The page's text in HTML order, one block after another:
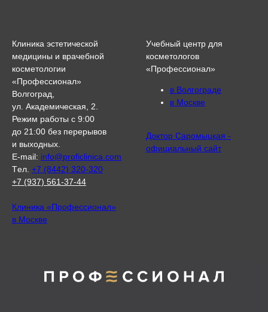
Клиника эстетической
медицины и врачебной
косметологии
«Профессионал»
Волгоград,
ул. Академическая, 2.
Режим работы с 9:00
до 21:00 без перерывов
и выходных.
E-mail: info@proficlinica.com
Tел. +7 (8442) 320-320
+7 (937) 561-37-44
Клиника «Профессионал»
в Москве
Учебный центр для
косметологов
«Профессионал»
в Волгограде
в Москве
Доктор Саромыцкая -
официальный сайт